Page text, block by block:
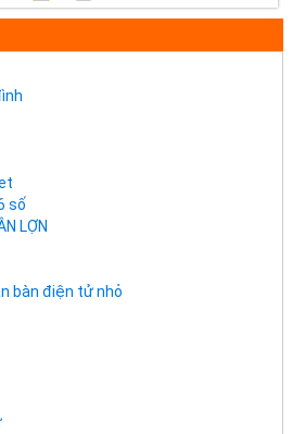
số
LỢN
bàn điện tử nhỏ